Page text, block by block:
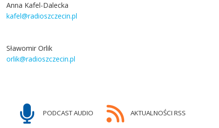
Anna Kafel-Dalecka
kafel@radioszczecin.pl
Sławomir Orlik
orlik@radioszczecin.pl
PODCAST AUDIO AKTUALNOŚCI RSS